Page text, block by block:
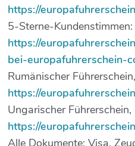
https://
5-Sterne-
https://
bei-europafuhrerschein-
Rumänischer
https://
Ungarischer
https://
Alle Dokumente: Visa,